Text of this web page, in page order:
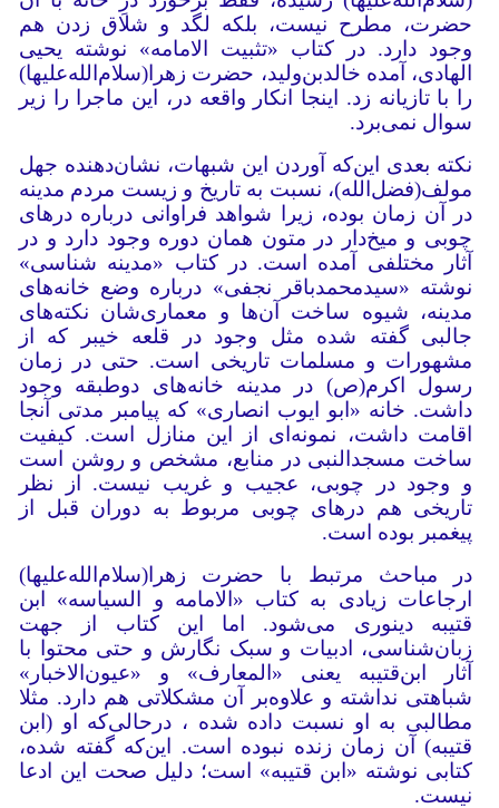
حضرت، مطرح نیست، بلکه لگد و شلاق زدن هم
وجود دارد. در کتاب «تثبیت الامامه» نوشته یحیى
الهادی، آمده خالدبن‌ولید، حضرت زهرا(سلام‌الله‌علیها)
را با تازیانه زد. اینجا انکار واقعه در، این ماجرا را زیر
سوال نمی‌برد.
نکته بعدی این‌که آوردن این شبهات، نشان‌دهنده جهل
مولف(فضل‌الله)، نسبت به تاریخ و زیست مردم مدینه
در آن زمان بوده، زیرا شواهد فراوانی درباره درهای
چوبی و میخ‌دار در متون همان دوره وجود دارد و در
آثار مختلفی آمده است. در کتاب «مدینه شناسی»
نوشته «سیدمحمدباقر نجفی» درباره وضع خانه‌های
مدینه، شیوه ساخت آن‌ها و معماری‌شان نکته‌های
جالبی گفته شده مثل وجود در قلعه خیبر که از
مشهورات و مسلمات تاریخی است. حتی در زمان
رسول اکرم(ص) در مدینه خانه‌های دوطبقه وجود
داشت. خانه «ابو ایوب انصاری» که پیامبر مدتی آنجا
اقامت داشت، نمونه‌ای از این منازل است. کیفیت
ساخت مسجدالنبی در منابع، مشخص و روشن است
و وجود در چوبی، عجیب و غریب نیست. از نظر
تاریخی هم درهای چوبی مربوط به دوران قبل از
پیغمبر بوده است.
در مباحث مرتبط با حضرت زهرا(سلام‌الله‌علیها)
ارجاعات زیادی به کتاب «الامامه و السیاسه» ابن
قتیبه دینوری می‌شود. اما این کتاب از جهت
زبان‌شناسی، ادبیات و سبک نگارش و حتی محتوا با
آثار ابن‌قتیبه یعنی «المعارف» و «عیون‌الاخبار»
شباهتی نداشته و علاوه‌بر آن مشکلاتی هم دارد. مثلا
مطالبی به او نسبت داده شده ، در‌حالی‌که او (ابن
قتیبه) آن زمان زنده نبوده است. این‌که گفته شده،
کتابی نوشته «ابن قتیبه» است؛ دلیل صحت این ادعا
نیست.